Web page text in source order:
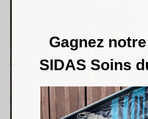
Gagnez
SIDAS Soins